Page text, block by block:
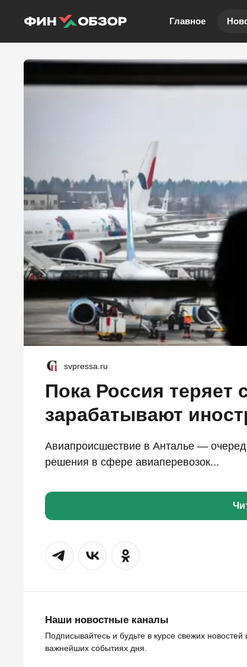
Главное
svpressa.ru
Пока Россия теряет
зарабатывают
Авиапроисшествие в Анталье —
решения в сфере авиаперевозок...
Наши новостные каналы
Подписывайтесь и будьте в курсе свежих новостей
важнейших событиях дня.